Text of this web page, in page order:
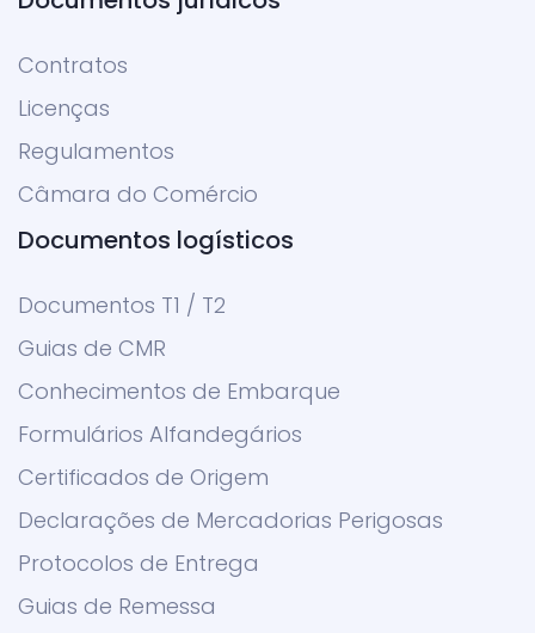
Contratos
Licenças
Regulamentos
Câmara do Comércio
Documentos logísticos
Documentos T1 / T2
Guias de CMR
Conhecimentos de Embarque
Formulários Alfandegários
Certificados de Origem
Declarações de Mercadorias Perigosas
Protocolos de Entrega
Guias de Remessa